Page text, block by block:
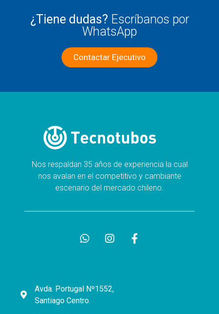
¿Tiene dudas? Escríbanos por
WhatsApp
Contactar Ejecutivo
Nos respaldan 35 años de experiencia la cual
nos avalan en el competitivo y cambiante
escenario del mercado chileno.
Avda. Portugal Nº1552,
Santiago Centro.